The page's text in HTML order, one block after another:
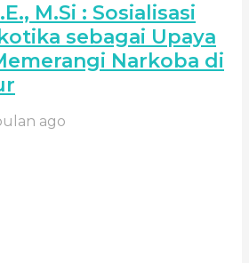
M.Si : Sosialisasi
sebagai Upaya
Narkoba di
ago